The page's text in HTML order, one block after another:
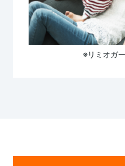
※リミオガ